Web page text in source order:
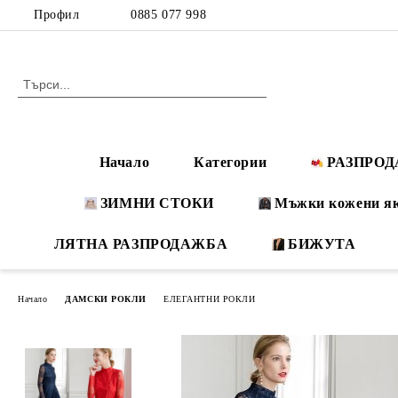
Профил 0885 077 998
Начало Категории
ЗИМНИ СТОКИ Мъжки кожени
ЛЯТНА РАЗПРОДАЖБА БИЖУТА
Начало ДАМСКИ РОКЛИ ЕЛЕГАНТНИ РОКЛИ